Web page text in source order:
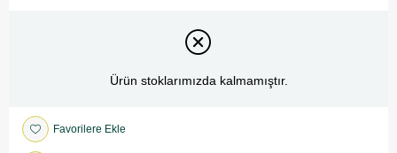
Ürün stoklarımızda kalmamıştır.
Favorilere Ekle